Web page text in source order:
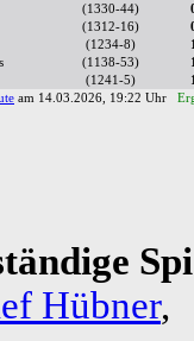
(1330-44)
(1312-16)
(1234-8)
(1138-53)
(1241-5)
am 14.03.2026, 19:22 Uhr
Hübner,